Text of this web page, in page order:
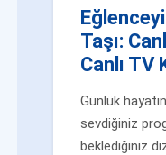
Taşı:
Canlı TV
Günlük
sevdiğiniz
beklediğiniz